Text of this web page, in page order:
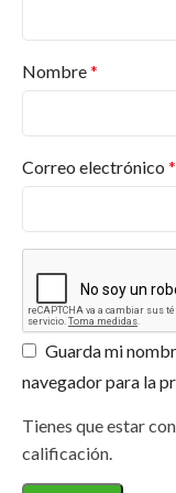
¿Ofrecen
¿Los
el medio
Nombre*
Correo electrónico *
Guarda mi
navegador para la
Tienes que estar
calificación.